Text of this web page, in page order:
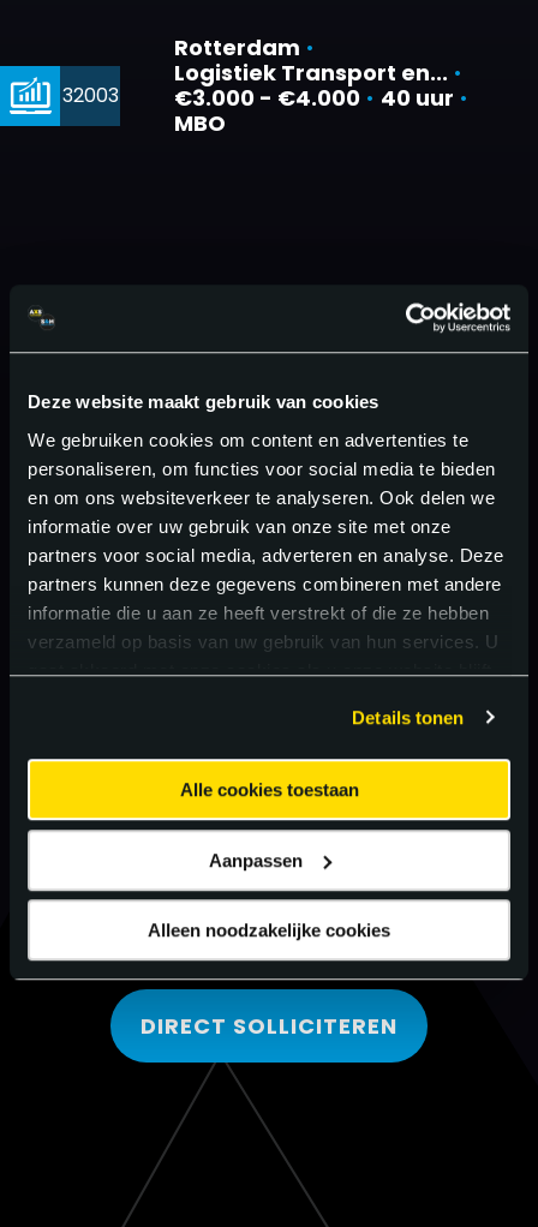
Deze website maakt gebruik van cookies
We gebruiken cookies om content en advertenties te
personaliseren, om functies voor social media te bieden
en om ons websiteverkeer te analyseren. Ook delen we
informatie over uw gebruik van onze site met onze
partners voor social media, adverteren en analyse. Deze
partners kunnen deze gegevens combineren met andere
informatie die u aan ze heeft verstrekt of die ze hebben
verzameld op basis van uw gebruik van hun services. U
gaat akkoord met onze cookies als u onze website blijft
Details tonen
Alle cookies toestaan
Aanpassen
Alleen noodzakelijke cookies
Rotterdam •
Logistiek Transport en... •
€3.000 - €4.000 • 40 uur •
MBO
32003
DIRECT SOLLICITEREN